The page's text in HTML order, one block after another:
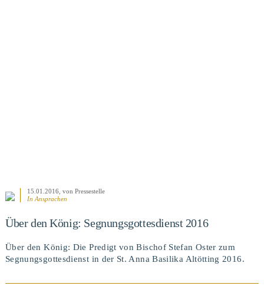
15.01.2016 , von Pressestelle
In Ansprachen
Über den König: Segnungsgottesdienst 2016
Über den König: Die Predigt von Bischof Stefan Oster zum
Segnungsgottesdienst in der St. Anna Basilika Altötting 2016.